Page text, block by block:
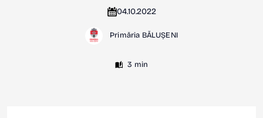
04.10.2022
Primăria BĂLUȘENI
3 min